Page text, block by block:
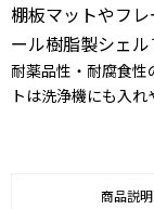
棚板マットやフ
ール樹脂製シェル
耐薬品性・耐腐食性
トは洗浄機にも入れ
商品説明